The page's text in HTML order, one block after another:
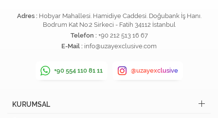
Adres : Hobyar Mahallesi. Hamidiye Caddesi. Doğubank İş Hanı.
Bodrum Kat No:2 Sirkeci - Fatih 34112 İstanbul
Telefon : +90 212 513 16 67
E-Mail : info@uzayexclusive.com
+90 554 110 81 11 @uzayexclusive
KURUMSAL